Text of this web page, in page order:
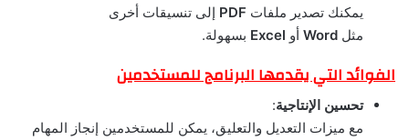
يمكنك تصدير ملفات PDF إلى تنسيقات أخرى
مثل Word أو Excel بسهولة.
الفوائد التي يقدمها البرنامج للمستخدمين
تحسين الإنتاجية:
مع ميزات التعديل والتعليق، يمكن للمستخدمين إنجاز المهام